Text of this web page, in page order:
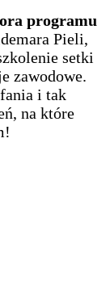
programu
Pieli,
setki
zawodowe.
i tak
na które